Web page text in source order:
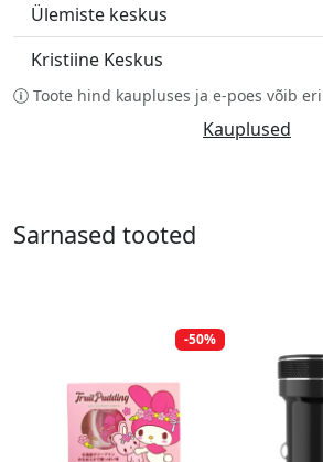
Ülemiste keskus
Kristiine Keskus
Toote hind kaupluses ja e-poes võib
Kauplused
Sarnased tooted
-50%